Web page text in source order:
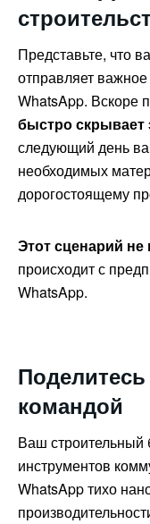
Представьте, что
отправляет
WhatsApp. Вскоре
быстро скрывает
следующий день
необходимых
дорогостоящему
Этот сценарий не
происходит с
WhatsApp.
командой
Ваш строительный
инструментов
WhatsApp тихо